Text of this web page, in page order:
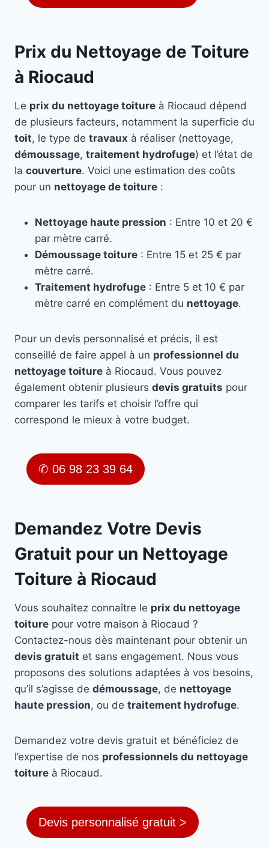
Prix du Nettoyage de Toiture
à Riocaud
Le prix du nettoyage toiture à Riocaud dépend
de plusieurs facteurs, notamment la superficie du
toit, le type de travaux à réaliser (nettoyage,
démoussage, traitement hydrofuge) et l’état de
la couverture. Voici une estimation des coûts
pour un nettoyage de toiture :
Nettoyage haute pression : Entre 10 et 20 €
par mètre carré.
Démoussage toiture : Entre 15 et 25 € par
mètre carré.
Traitement hydrofuge : Entre 5 et 10 € par
mètre carré en complément du nettoyage.
Pour un devis personnalisé et précis, il est
conseillé de faire appel à un professionnel du
nettoyage toiture à Riocaud. Vous pouvez
également obtenir plusieurs devis gratuits pour
comparer les tarifs et choisir l’offre qui
correspond le mieux à votre budget.
✆ 06 98 23 39 64
Demandez Votre Devis
Gratuit pour un Nettoyage
Toiture à Riocaud
Vous souhaitez connaître le prix du nettoyage
toiture pour votre maison à Riocaud ?
Contactez-nous dès maintenant pour obtenir un
devis gratuit et sans engagement. Nous vous
proposons des solutions adaptées à vos besoins,
qu’il s’agisse de démoussage, de nettoyage
haute pression, ou de traitement hydrofuge.
Demandez votre devis gratuit et bénéficiez de
l’expertise de nos professionnels du nettoyage
toiture à Riocaud.
Devis personnalisé gratuit >